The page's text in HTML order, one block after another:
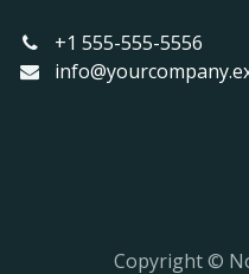
+1 555-555-5556
Copyright ©